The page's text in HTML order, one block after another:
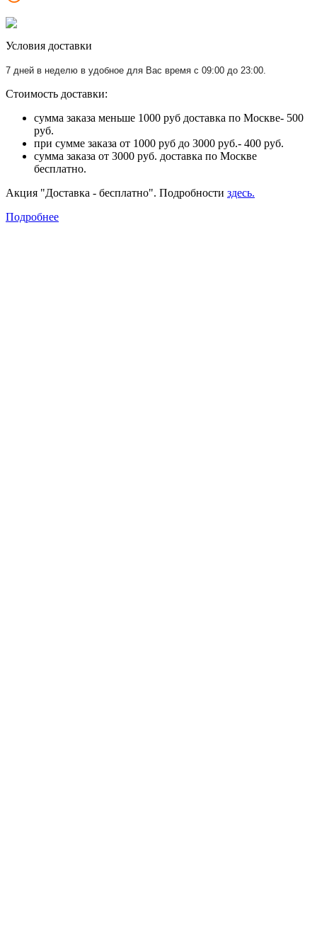
Условия доставки
7 дней в неделю в удобное для Вас время с 09:00 до 23:00.
Стоимость доставки:
сумма заказа меньше 1000 руб доставка по Москве- 500
руб.
при сумме заказа от 1000 руб до 3000 руб.- 400 руб.
сумма заказа от 3000 руб. доставка по Москве
бесплатно.
Акция "Доставка - бесплатно". Подробности здесь.
Подробнее